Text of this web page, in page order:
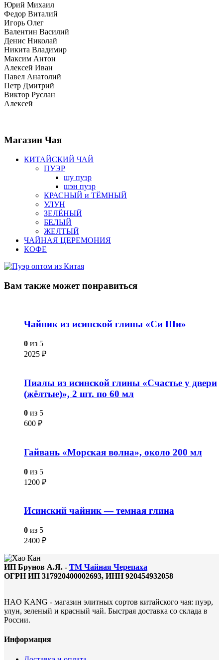
Юрий Михаил
Федор Виталий
Игорь Олег
Валентин Василий
Денис Николай
Никита Владимир
Максим Антон
Алексей Иван
Павел Анатолий
Петр Дмитрий
Виктор Руслан
Алексей
Магазин Чая
КИТАЙСКИЙ ЧАЙ
ПУЭР
шу пуэр
шэн пуэр
КРАСНЫЙ и ТЁМНЫЙ
УЛУН
ЗЕЛЁНЫЙ
БЕЛЫЙ
ЖЕЛТЫЙ
ЧАЙНАЯ ЦЕРЕМОНИЯ
КОФЕ
Вам также может понравиться
Чайник из исинской глины «Си Ши»
0 из 5
2025 ₽
Пиалы из исинской глины «Счастье у двери
(жёлтые)», 2 шт. по 60 мл
0 из 5
600 ₽
Гайвань «Морская волна», около 200 мл
0 из 5
1200 ₽
Исинский чайник — темная глина
0 из 5
2400 ₽
ИП Брунов А.Я. - ТМ Чайная Черепаха
ОГРН ИП 317920400002693, ИНН 920454932058
HAO KANG - магазин элитных сортов китайского чая: пуэр,
улун, зеленый и красный чай. Быстрая доставка со склада в
России.
Информация